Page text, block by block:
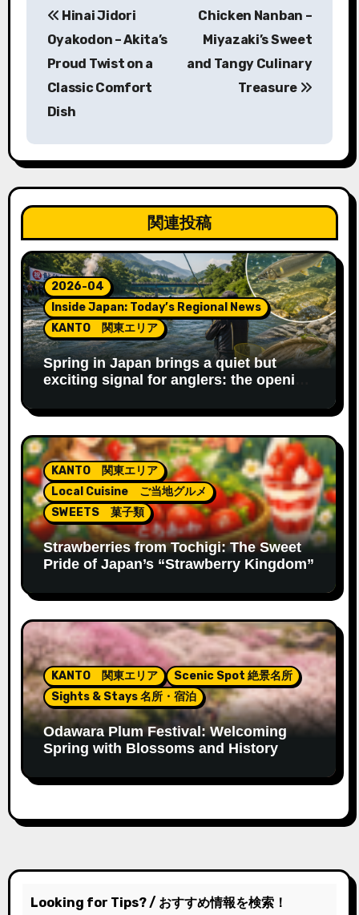
稿
ナ
ビ
ー
シ
ン
Hinai Jidori
Oyakodon – Akita’s
Proud Twist on a
Classic Comfort
Dish
Chicken Nanban –
Miyazaki’s Sweet
and Tangy Culinary
Treasure
関連投稿
2026-04
Inside Japan: Today’s Regional News
KANTO 関東エリア
Spring in Japan brings a quiet but
exciting signal for anglers: the opening
KANTO 関東エリア
Local Cuisine ご当地グルメ
SWEETS 菓子類
Strawberries from Tochigi: The Sweet
Pride of Japan’s “Strawberry Kingdom”
KANTO 関東エリア
Scenic Spot 絶景名所
Sights & Stays 名所・宿泊
Odawara Plum Festival: Welcoming
Spring with Blossoms and History
Looking for Tips? / おすすめ情報を検索！